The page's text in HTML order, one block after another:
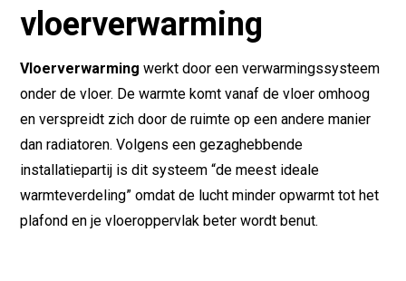
vloerverwarming
Vloerverwarming werkt door een verwarmingssysteem
onder de vloer. De warmte komt vanaf de vloer omhoog
en verspreidt zich door de ruimte op een andere manier
dan radiatoren. Volgens een gezaghebbende
installatiepartij is dit systeem “de meest ideale
warmteverdeling” omdat de lucht minder opwarmt tot het
plafond en je vloeroppervlak beter wordt benut.